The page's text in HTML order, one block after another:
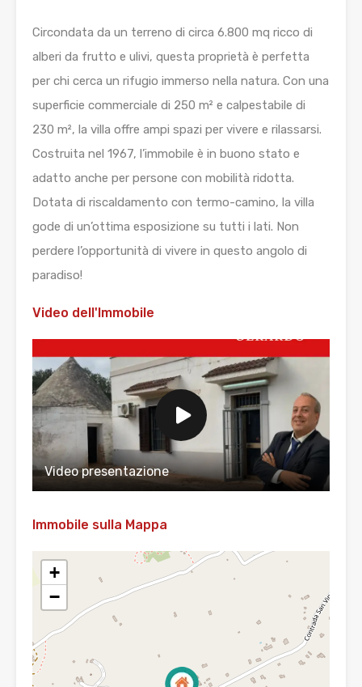
Circondata da un terreno di circa 6.800 mq ricco di
alberi da frutto e ulivi, questa proprietà è perfetta
per chi cerca un rifugio immerso nella natura. Con una
superficie commerciale di 250 m² e calpestabile di
230 m², la villa offre ampi spazi per vivere e rilassarsi.
Costruita nel 1967, l’immobile è in buono stato e
adatto anche per persone con mobilità ridotta.
Dotata di riscaldamento con termo-camino, la villa
gode di un’ottima esposizione su tutti i lati. Non
perdere l’opportunità di vivere in questo angolo di
paradiso!
Video dell'Immobile
Video presentazione
Immobile sulla Mappa
+
−